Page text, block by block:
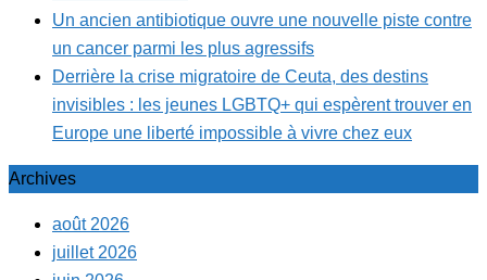
Un ancien antibiotique ouvre une nouvelle piste contre
un cancer parmi les plus agressifs
Derrière la crise migratoire de Ceuta, des destins
invisibles : les jeunes LGBTQ+ qui espèrent trouver en
Europe une liberté impossible à vivre chez eux
Archives
août 2026
juillet 2026